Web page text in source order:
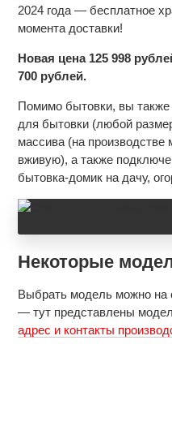
2024 года — бесплатное
момента доставки!
Новая цена 125 998
700 рублей.
Помимо бытовки, вы также
для бытовки (любой
массива (на
вживую), а также
бытовка-домик на дачу,
Некоторые
Выбрать модель можно на
— тут представлены
адрес и контакты